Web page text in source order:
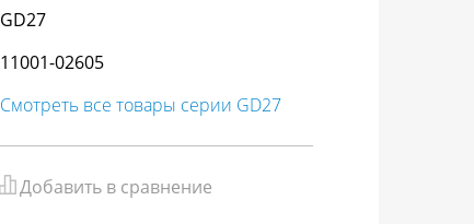
GD27
11001-02605
Смотреть все товары серии GD27
Добавить в сравнение